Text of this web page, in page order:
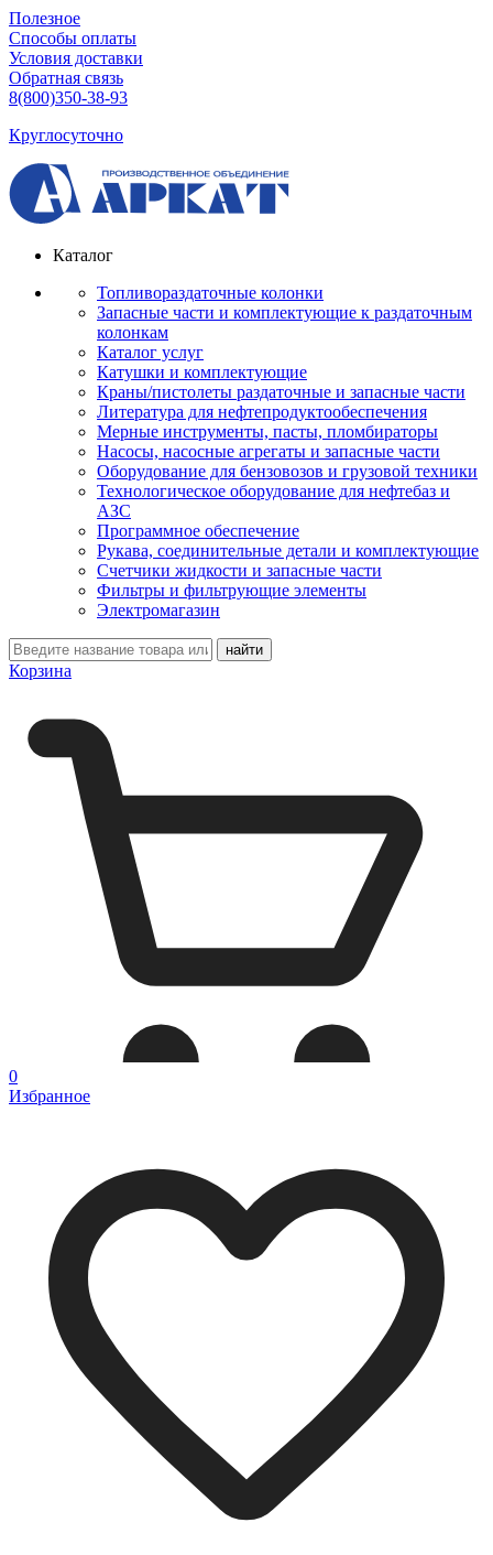
Полезное
Способы оплаты
Условия доставки
Обратная связь
8(800)350-38-93
Круглосуточно
Каталог
Топливораздаточные колонки
Запасные части и комплектующие к раздаточным
колонкам
Каталог услуг
Катушки и комплектующие
Краны/пистолеты раздаточные и запасные части
Литература для нефтепродуктообеспечения
Мерные инструменты, пасты, пломбираторы
Насосы, насосные агрегаты и запасные части
Оборудование для бензовозов и грузовой техники
Технологическое оборудование для нефтебаз и
АЗС
Программное обеспечение
Рукава, соединительные детали и комплектующие
Счетчики жидкости и запасные части
Фильтры и фильтрующие элементы
Электромагазин
Корзина
0
Избранное